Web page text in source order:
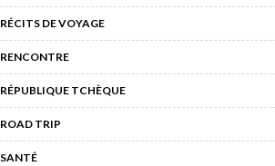
RÉCITS DE VOYAGE
RENCONTRE
RÉPUBLIQUE TCHÈQUE
ROAD TRIP
SANTÉ